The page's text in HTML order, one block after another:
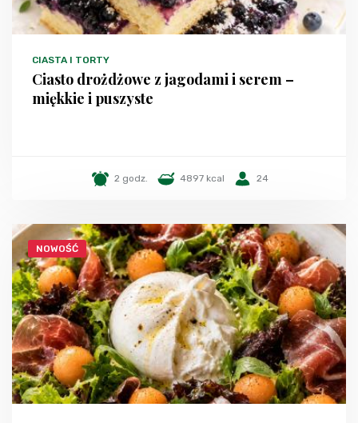
CIASTA I TORTY
Ciasto drożdżowe z jagodami i serem –
miękkie i puszyste
2 godz. 4897 kcal 24
NOWOŚĆ